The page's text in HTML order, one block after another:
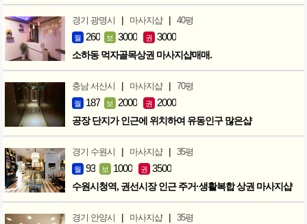
경기 광명시 | 마사지샵 | 40평
월 260 보 3000 권 3000
소하동 먹자골목상권 마사지샵매매.
충남 서산시 | 마사지샵 | 70평
월 187 보 2000 권 2000
공장 단지가 인근에 위치하여 유동인구 많은샵
경기 수원시 | 마사지샵 | 35평
월 93 보 1000 권 3500
수원시청역, 권선시장 인근 주거·생활복합 상권 마사지샵
경기 안양시 | 마사지샵 | 35평